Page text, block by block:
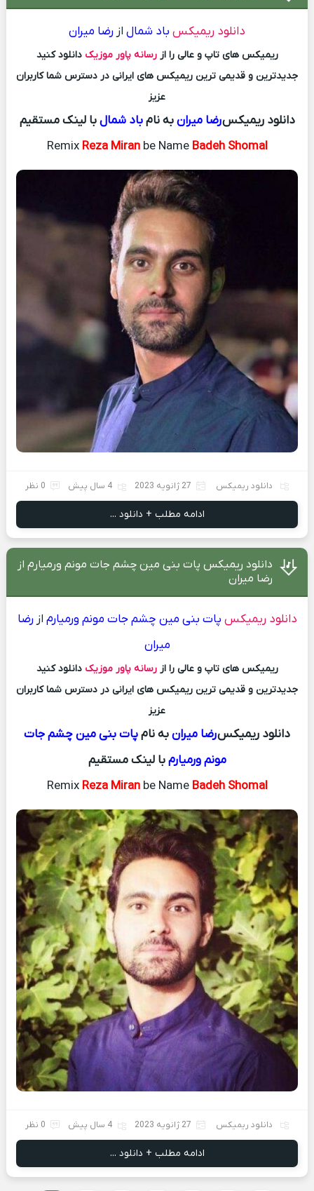
دانلود ریمیکس باد شمال ازرضا میران
ریمیکس های تاپ و عالی را ازرسانه پاور موزیک دانلود کنید
جدیدترین و قدیمی ترین ریمیکس های ایرانی در دسترس شما کاربران
عزیز
دانلود ریمیکسرضا میرانبه نامباد شمالبا لینک مستقیم
Remix Reza Miran be NameBadeh Shomal
دانلود ریمیکس 27 ژانویه 2023 4 سال پیش 0 نظر
ادامه مطلب + دانلود ...
دانلود ریمیکس پات بنی مین چشم جات مونم ورمیارم از
رضا میران
دانلود ریمیکس پات بنی مین چشم جات مونم ورمیارم از رضا
میران
ریمیکس های تاپ و عالی را ازرسانه پاور موزیک دانلود کنید
جدیدترین و قدیمی ترین ریمیکس های ایرانی در دسترس شما کاربران
عزیز
دانلود ریمیکسرضا میرانبه نامپات بنی مین چشم جات
مونم ورمیارمبا لینک مستقیم
Remix Reza Miran be NameBadeh Shomal
دانلود ریمیکس 27 ژانویه 2023 4 سال پیش 0 نظر
ادامه مطلب + دانلود ...